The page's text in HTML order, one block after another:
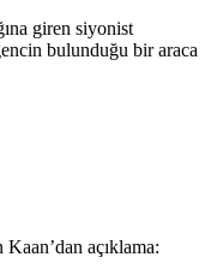
giren siyonist
bulunduğu bir araca
açıklama: